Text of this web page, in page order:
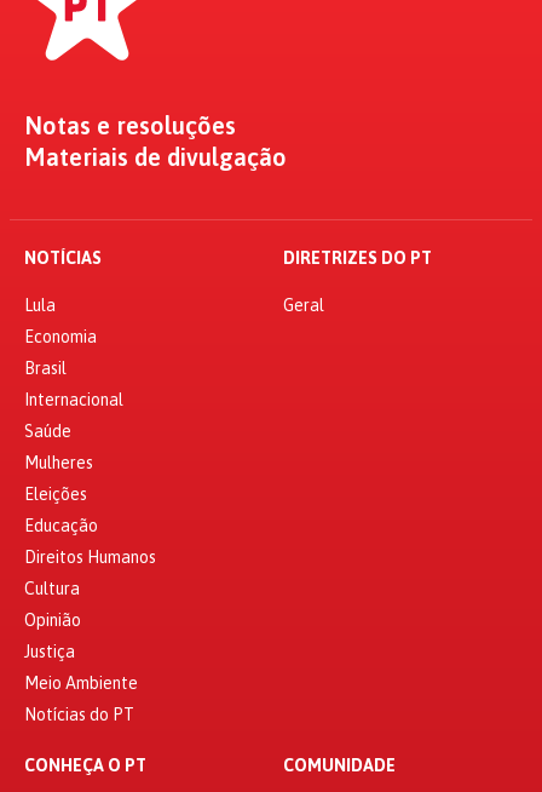
Notas e resoluções
Materiais de divulgação
NOTÍCIAS
Lula
Economia
Brasil
Internacional
Saúde
Mulheres
Eleições
Educação
Direitos Humanos
Cultura
Opinião
Justiça
Meio Ambiente
Notícias do PT
DIRETRIZES DO PT
Geral
CONHEÇA O PT COMUNIDADE